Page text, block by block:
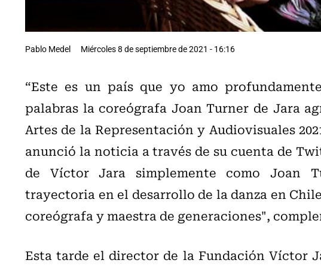
Pablo Medel Miércoles 8 de septiembre de 2021 - 16:16
“Este es un país que yo amo
palabras la coreógrafa Joan Turner de Jara
Artes de la Representación y Audiovisuales
anunció la noticia a través de su cuenta de
de Víctor Jara simplemente como Joan
trayectoria en el desarrollo de la danza en
coreógrafa y maestra de generaciones",
Esta tarde el director de la Fundación Víctor